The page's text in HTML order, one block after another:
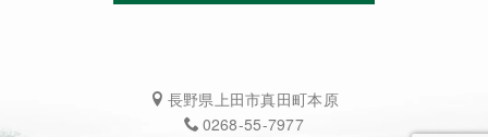
長野県上田市真田町本原
0268-55-7977